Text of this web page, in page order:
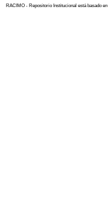
RACIMO - Repositorio Institucional está basado en